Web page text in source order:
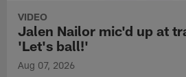
VIDEO
Jalen Nailor mic'd up at
'Let's ball!'
Aug 07, 2026